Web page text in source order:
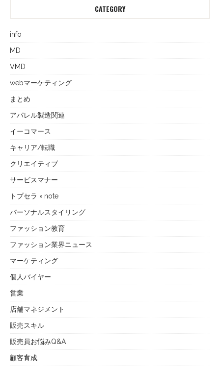
CATEGORY
info
MD
VMD
webマーケティング
まとめ
アパレル製造関連
イーコマース
キャリア/転職
クリエイティブ
サービスマナー
トプセラ × note
パーソナルスタイリング
ファッション教育
ファッション業界ニュース
マーケティング
個人バイヤー
営業
店舗マネジメント
販売スキル
販売員お悩みQ&A
顧客育成